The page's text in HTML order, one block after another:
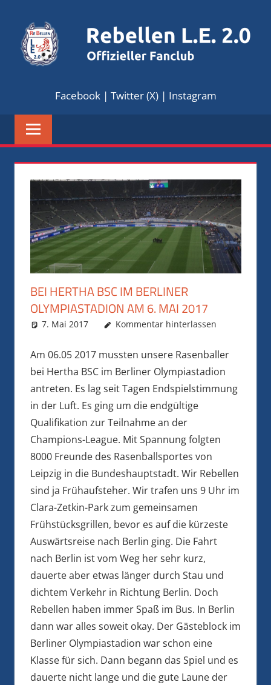
Inhalt
springen
REBELLEN
2.0
Facebook| Twitter (X) | Instagram
BEI HERTHA BSC IM BERLINER
OLYMPIASTADION AM 6. MAI 2017
7. Mai 2017 Rainer Nickel
Archiv
Kommentar hinterlassen
Am 06.05 2017 mussten unsere Rasenballer
bei Hertha BSC im Berliner Olympiastadion
antreten. Es lag seit Tagen Endspielstimmung
in der Luft. Es ging um die endgültige
Qualifikation zur Teilnahme an der
Champions-League. Mit Spannung folgten
8000 Freunde des Rasenballsportes von
Leipzig in die Bundeshauptstadt. Wir Rebellen
sind ja Frühaufsteher. Wir trafen uns 9 Uhr im
Clara-Zetkin-Park zum gemeinsamen
Frühstücksgrillen, bevor es auf die kürzeste
Auswärtsreise nach Berlin ging. Die Fahrt
nach Berlin ist vom Weg her sehr kurz,
dauerte aber etwas länger durch Stau und
dichtem Verkehr in Richtung Berlin. Doch
Rebellen haben immer Spaß im Bus. In Berlin
dann war alles soweit okay. Der Gästeblock im
Berliner Olympiastadion war schon eine
Klasse für sich. Dann begann das Spiel und es
dauerte nicht lange und die gute Laune der